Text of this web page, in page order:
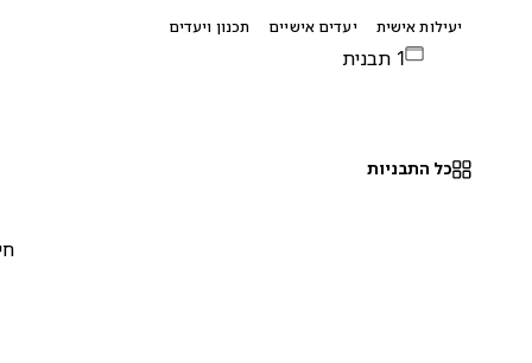
יעילות אישית יעדים אישיים תכנון ויעדים
כל התבניות
0